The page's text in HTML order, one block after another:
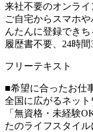
来社不要のオンライ
ご自宅からスマホ
んたんに登録できち
履歴書不要、24時間
フリーテキスト
■希望に合ったお仕
全国に広がるネット
「無資格・未経験
たのライフスタイ